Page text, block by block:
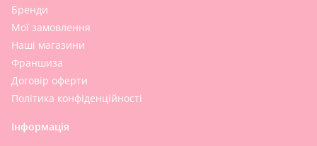
Бренди
Мої замовлення
Наші магазини
Франшиза
Договір оферти
Політика конфіденційності
Інформація